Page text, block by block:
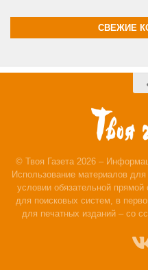
СВЕЖИЕ
© Твоя Газета 2026 –
Использование материалов
условии обязательной прямой
для поисковых систем, в
для печатных изданий – со